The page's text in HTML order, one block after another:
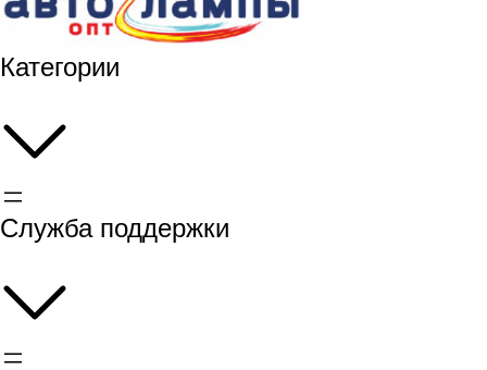
Категории
Служба поддержки